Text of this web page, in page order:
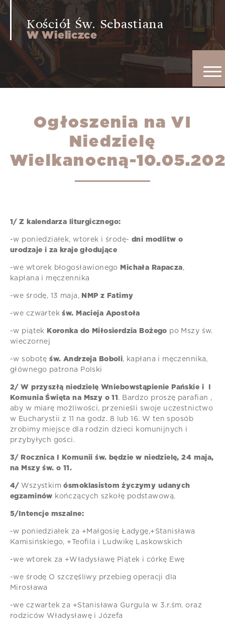
Kościół Św. Sebastiana
W Wieliczce
Ogłoszenia na VI
Niedzielę
Wielkanocną-
1/ Z kalendarza liturgicznego:
-w poniedziałek, wtorek i środę- dni modlitw o
urodzaje i za kraje głodujące
-we wtorek błogosławionego Michała Rapacza,
kapłana i męczennika
-we środę, 13 maja, NMP z Fatimy
-we czwartekśw. Macieja Apostoła
-w piątek Koronka do Miłosierdzia Bożego po Mszy św.
wieczornej
-w sobotęśw. Andrzeja Boboli, kapłana i męczennika,
głównego patrona Polski
2/ W przyszłą niedzielę Wniebowstąpienie Pańskie i I
Komunia Święta na Mszy o 11 . Bardzo proszę parafian ,
aby w miarę możliwości, przenieśli swoje uczestnictwo
w Eucharystii z 11 na godz. 8 lub 16. W ten sposób
zrobimy miejsce dla rodzin dzieci komunijnych i
przybyłych gości.
3/ Rocznica I Komunii św. będzie w niedzielę, 24 maja,
na Mszy św. o 11.
4/ Wszystkimósmoklasistom życzymy udanych
egzaminów kończących szkołę podstawową.
5/Intencje mszalne:
-w poniedziałek za +Małgosię Ładygę,+Stanisława
Kamisińskiego, +Teofila i Ludwikę Laskowskich
-we wtorek za +Władysławę Piątek i córkę Ewę
-we środę O szczęśliwy przebieg operacji dla
Mirosława
-we czwartek za +Stanisława Gurgula w 3.r.śm. oraz
rodziców Władysławę i Józefa